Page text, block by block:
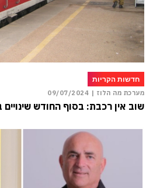
חדשות הקריות
מערכת מה הלוז | 09/07/2024
שוב אין רכבת: בסוף החודש